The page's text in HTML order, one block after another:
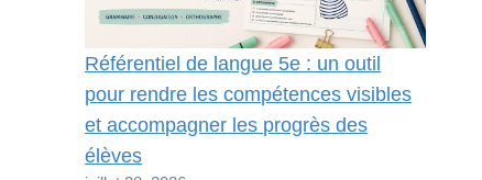
Référentiel de langue 5e : un outil
pour rendre les compétences visibles
et accompagner les progrès des
élèves